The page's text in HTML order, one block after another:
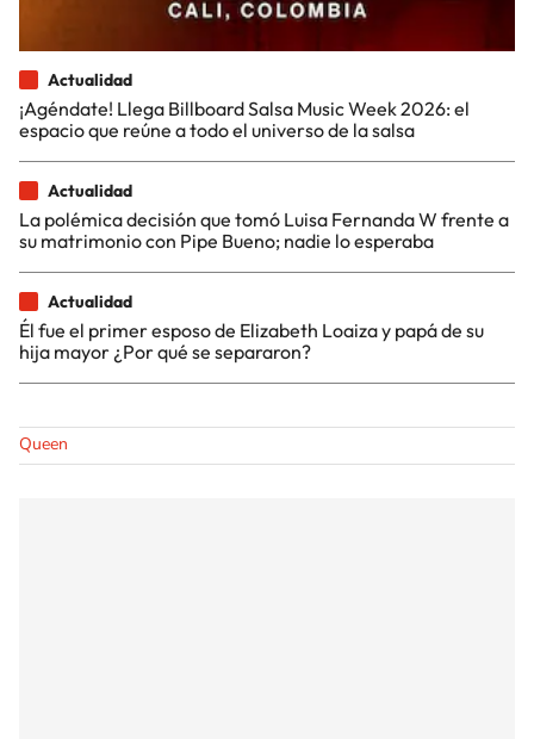
Actualidad
¡Agéndate! Llega Billboard Salsa Music Week 2026: el
espacio que reúne a todo el universo de la salsa
Actualidad
La polémica decisión que tomó Luisa Fernanda W frente a
su matrimonio con Pipe Bueno; nadie lo esperaba
Actualidad
Él fue el primer esposo de Elizabeth Loaiza y papá de su
hija mayor ¿Por qué se separaron?
Queen